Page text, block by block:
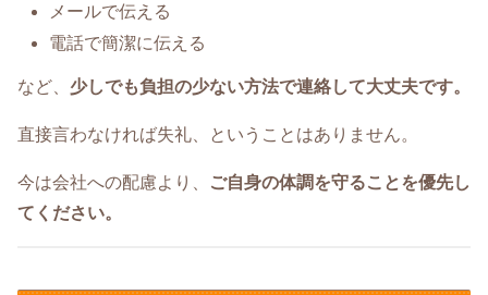
メールで伝える
電話で簡潔に伝える
など、 少しでも負担の少ない方法で連絡して大丈夫です。
直接言わなければ失礼、ということはありません。
今は会社への配慮より、
ご自身の体調を守ることを優先し
てください。